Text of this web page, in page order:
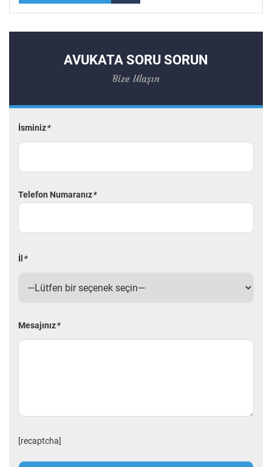
AVUKATA SORU SORUN
Bize Ulaşın
İsminiz*
Telefon Numaranız*
İl *
Mesajınız*
[recaptcha]